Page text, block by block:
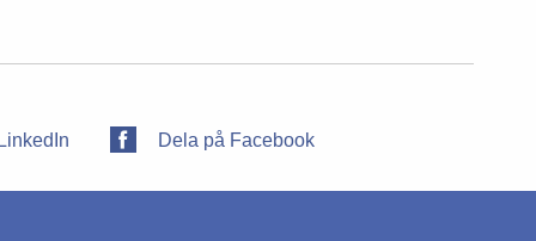
Dela på Facebook